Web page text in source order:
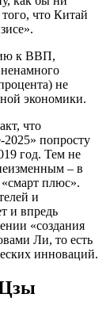
что Китай
к ВВП,
не
экономики.
что
попросту
год. Тем не
– в
плюс».
и
и впредь
«создания
Ли, то есть
инноваций.